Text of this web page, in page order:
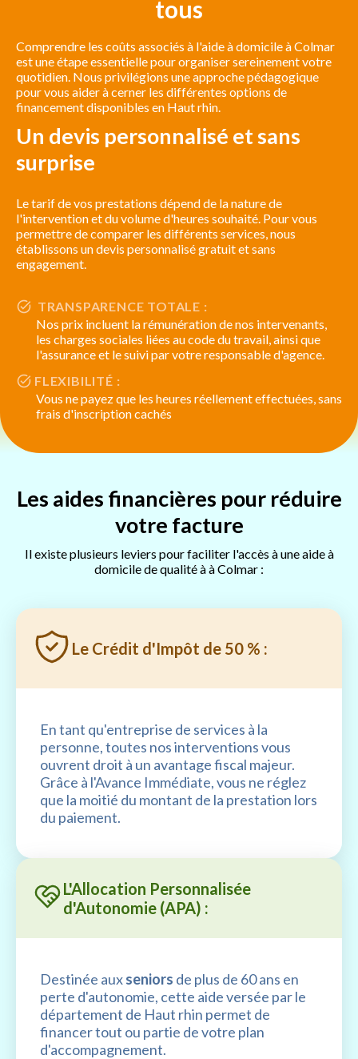
tous
Comprendre les coûts associés à l'aide à domicile à Colmar
est une étape essentielle pour organiser sereinement votre
quotidien. Nous privilégions une approche pédagogique
pour vous aider à cerner les différentes options de
financement disponibles en Haut rhin.
Un devis personnalisé et sans
surprise
Le tarif de vos prestations dépend de la nature de
l'intervention et du volume d'heures souhaité. Pour vous
permettre de comparer les différents services, nous
établissons un devis personnalisé gratuit et sans
engagement.
TRANSPARENCE TOTALE :
Nos prix incluent la rémunération de nos intervenants,
les charges sociales liées au code du travail, ainsi que
l'assurance et le suivi par votre responsable d'agence.
FLEXIBILITÉ :
Vous ne payez que les heures réellement effectuées, sans
frais d'inscription cachés
Les aides financières pour réduire
votre facture
Il existe plusieurs leviers pour faciliter l'accès à une aide à
domicile de qualité à à Colmar :
Le Crédit d'Impôt de 50 % :
En tant qu'entreprise de services à la
personne, toutes nos interventions vous
ouvrent droit à un avantage fiscal majeur.
Grâce à l'Avance Immédiate, vous ne réglez
que la moitié du montant de la prestation lors
du paiement.
L'Allocation Personnalisée
d'Autonomie (APA) :
Destinée auxseniors de plus de 60 ans en
perte d'autonomie, cette aide versée par le
département de Haut rhin permet de
financer tout ou partie de votre plan
d'accompagnement.